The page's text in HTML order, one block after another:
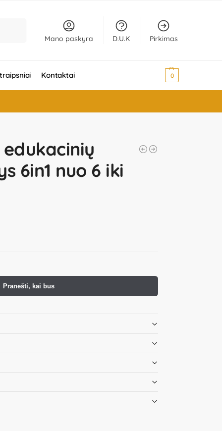
Mano paskyra D.U.K Pirkimas
Kontaktai 0
6in1 nuo 6 iki
Pranešti, kai bus